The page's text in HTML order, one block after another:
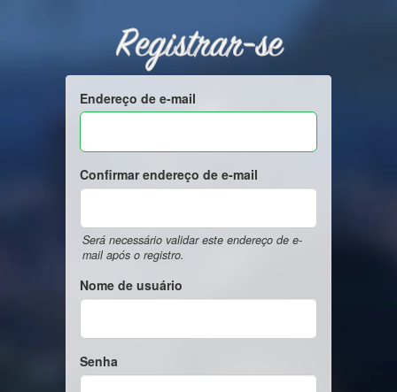
Registrar-se
Endereço de e-mail
Confirmar endereço de e-mail
Será necessário validar este endereço de e-
mail após o registro.
Nome de usuário
Senha